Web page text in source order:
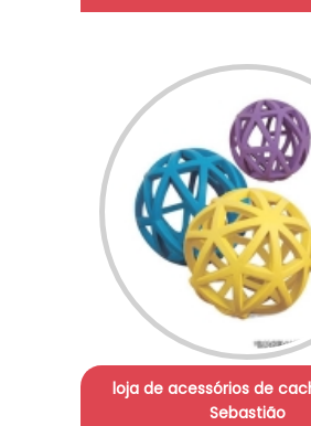
loja de acessórios de
Sebastião